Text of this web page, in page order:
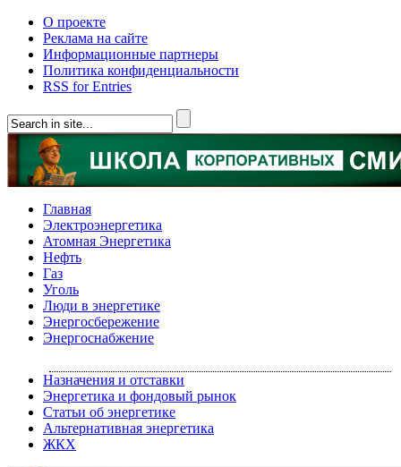
О проекте
Реклама на сайте
Информационные партнеры
Политика конфиденциальности
RSS for Entries
Главная
Электроэнергетика
Атомная Энергетика
Нефть
Газ
Уголь
Люди в энергетике
Энергосбережение
Энергоснабжение
Назначения и отставки
Энергетика и фондовый рынок
Статьи об энергетике
Альтернативная энергетика
ЖКХ